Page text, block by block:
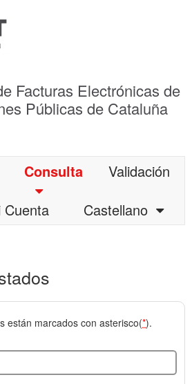
Facturas Electrónicas de
Públicas de Cataluña
Consulta
Validación
Cuenta
Castellano
están marcados con asterisco(*).